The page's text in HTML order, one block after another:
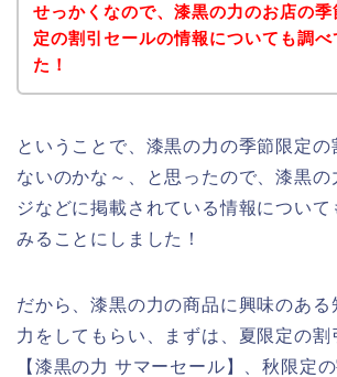
せっかくなので、漆黒の力のお店の季
定の割引セールの情報についても調べ
た！
ということで、漆黒の力の季節限定の
ないのかな～、と思ったので、漆黒の
ジなどに掲載されている情報について
みることにしました！
だから、漆黒の力の商品に興味のある
力をしてもらい、まずは、夏限定の割
【漆黒の力 サマーセール】、秋限定